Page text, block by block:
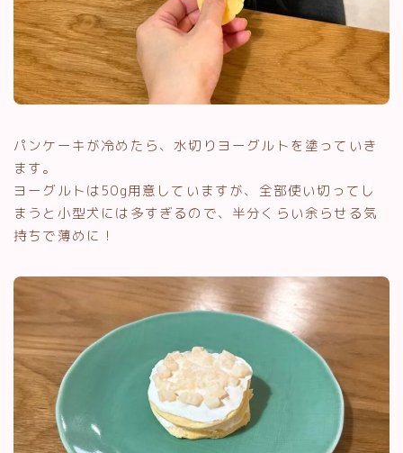
パンケーキが冷めたら、水切りヨーグルトを塗っていき
ます。
ヨーグルトは50g用意していますが、全部使い切ってし
まうと小型犬には多すぎるので、半分くらい余らせる気
持ちで薄めに！